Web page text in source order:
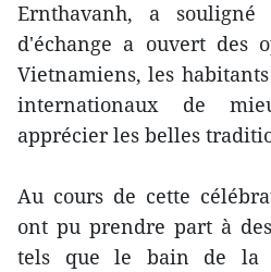
Ernthavanh, a
d'échange a ouvert des
Vietnamiens, les
internationaux de
apprécier les belles
Au cours de cette
ont pu prendre part à
tels que le bain de la